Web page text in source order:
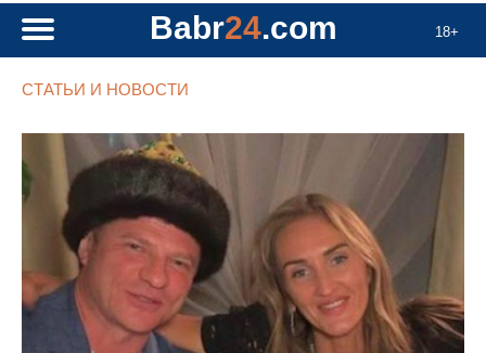
18+
Babr24.com
СТАТЬИ И НОВОСТИ